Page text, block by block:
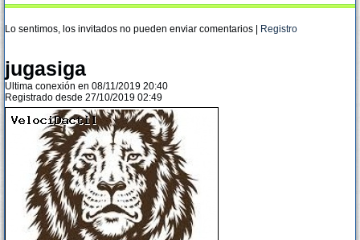
Lo sentimos, los invitados no pueden enviar comentarios | Registro
jugasiga
Ultima conexión en 08/11/2019 20:40
Registrado desde 27/10/2019 02:49